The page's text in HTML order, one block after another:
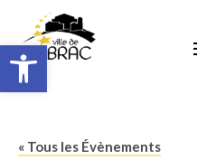
Ouvrir la barre d’outils
« Tous les Évènements